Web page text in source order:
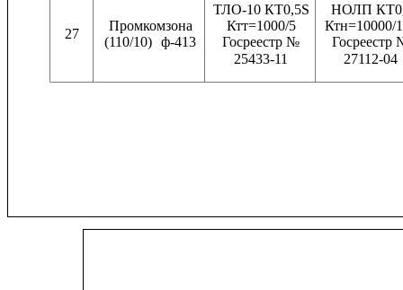
27
Промкомзона
(110/10) ф-413
ТЛО-10 КТ0,5S
Ктт=1000/5
Госреестр №
25433-11
НОЛП
Ктн=10000/
Госреестр
27112-04